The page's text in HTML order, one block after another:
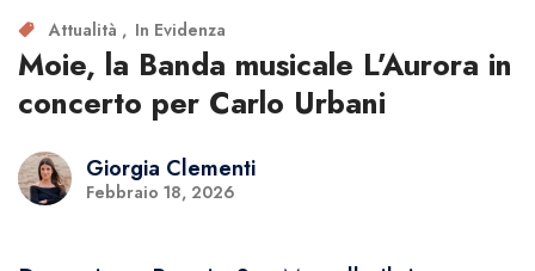
Attualità In Evidenza
Moie, la Banda musicale L’Aurora in
concerto per Carlo Urbani
Giorgia Clementi
Febbraio 18, 2026